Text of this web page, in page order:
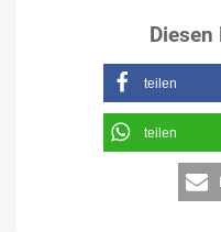
teilen
teilen